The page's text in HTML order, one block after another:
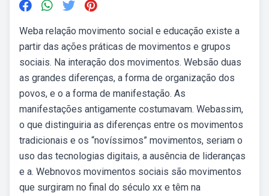
Weba relação movimento social e educação existe a
partir das ações práticas de movimentos e grupos
sociais. Na interação dos movimentos. Websão duas
as grandes diferenças, a forma de organização dos
povos, e o a forma de manifestação. As
manifestações antigamente costumavam. Webassim,
o que distinguiria as diferenças entre os movimentos
tradicionais e os “novíssimos” movimentos, seriam o
uso das tecnologias digitais, a ausência de lideranças
e a. Webnovos movimentos sociais são movimentos
que surgiram no final do século xx e têm na